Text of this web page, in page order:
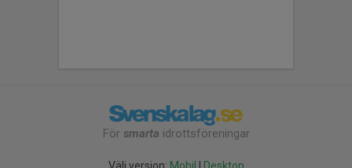
För smarta idrottsföreningar